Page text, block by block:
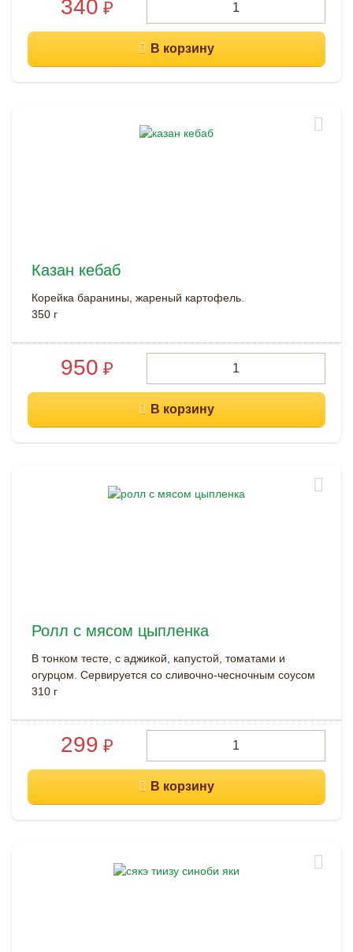
340 ₽
Казан кебаб
Корейка баранины, жареный картофель.
350 г
950 ₽
Ролл с мясом цыпленка
В тонком тесте, с аджикой, капустой, томатами и
огурцом. Сервируется со сливочно-чесночным соусом
310 г
299 ₽